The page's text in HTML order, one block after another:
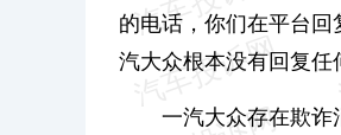
的电话，你们在平台
汽大众根本没有回复任
一汽大众存在欺